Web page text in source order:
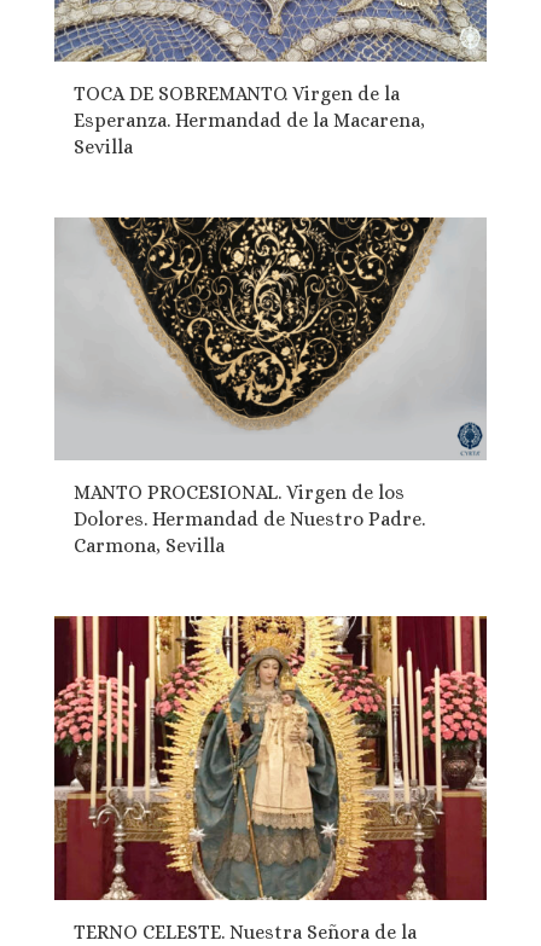
TOCA DE SOBREMANTO. Virgen de la
Esperanza. Hermandad de la Macarena,
Sevilla
MANTO PROCESIONAL. Virgen de los
Dolores. Hermandad de Nuestro Padre.
Carmona, Sevilla
TERNO CELESTE. Nuestra Señora de la